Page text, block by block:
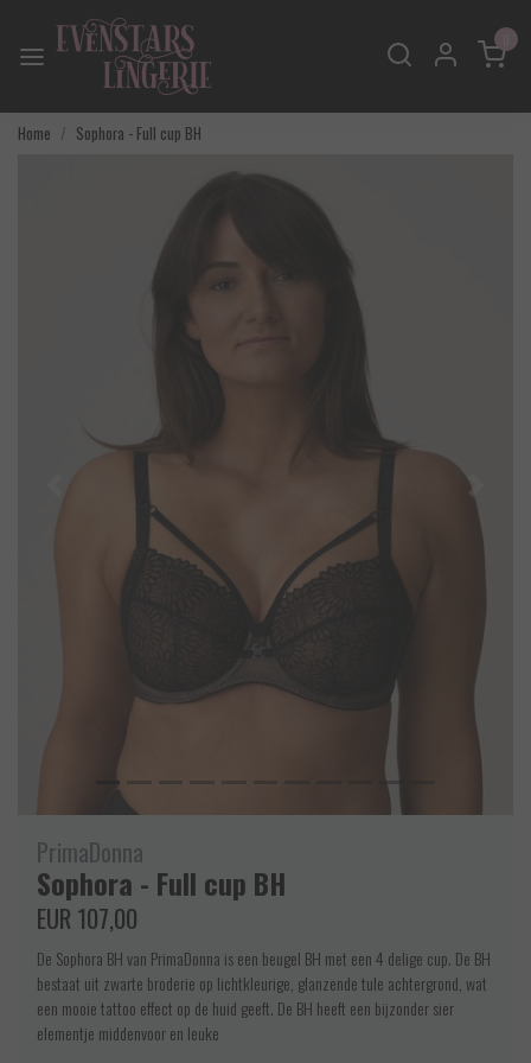
Home Sophora - Full cup BH
PrimaDonna
Sophora - Full cup BH
EUR 107,00
De Sophora BH van PrimaDonna is een beugel BH met een 4 delige cup. De BH
bestaat uit zwarte broderie op lichtkleurige, glanzende tule achtergrond, wat
een mooie tattoo effect op de huid geeft. De BH heeft een bijzonder sier
elementje middenvoor en leuke